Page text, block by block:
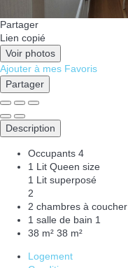
Partager
Lien copié
Voir photos
Ajouter à mes Favoris
Partager
Description
Occupants 4
1 Lit Queen size
1 Lit superposé
2
2 chambres à coucher
1 salle de bain 1
38 m² 38 m²
Logement